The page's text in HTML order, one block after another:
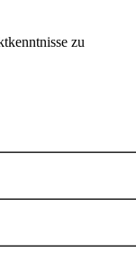
zu